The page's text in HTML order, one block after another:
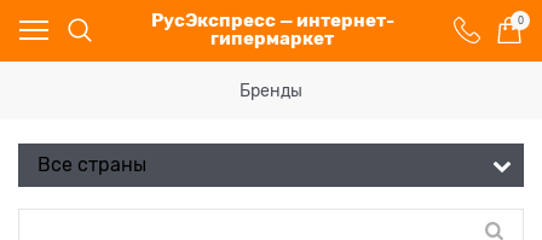
РусЭкспресс — интернет-
гипермаркет
0
Бренды